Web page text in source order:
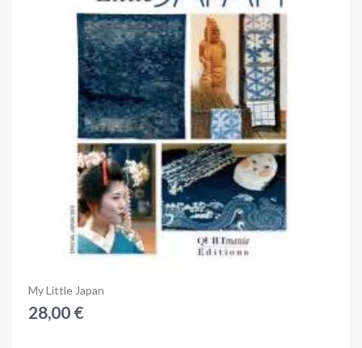
My Little Japan
28,00 €